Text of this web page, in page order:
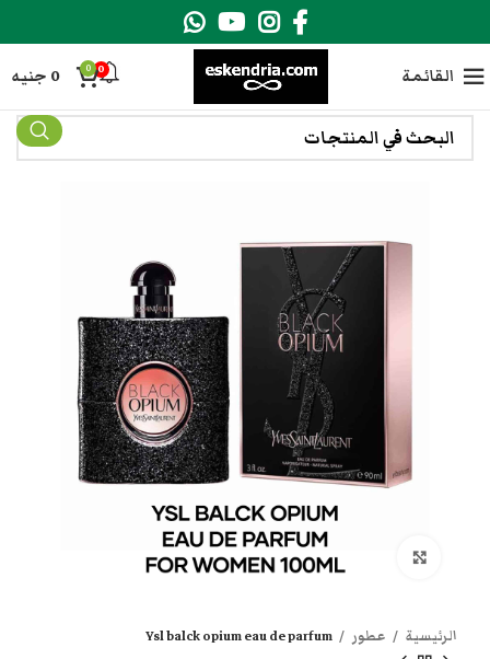
القائمة 0
0
0 جنيه
انقر هنا لتكبير الصورة
الرئيسية عطور Ysl balck opium eau de parfum